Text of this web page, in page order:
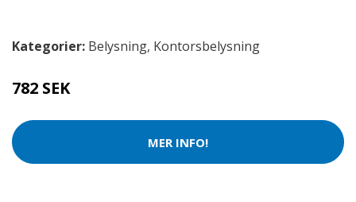
Kategorier: Belysning, Kontorsbelysning
782 SEK
MER INFO!